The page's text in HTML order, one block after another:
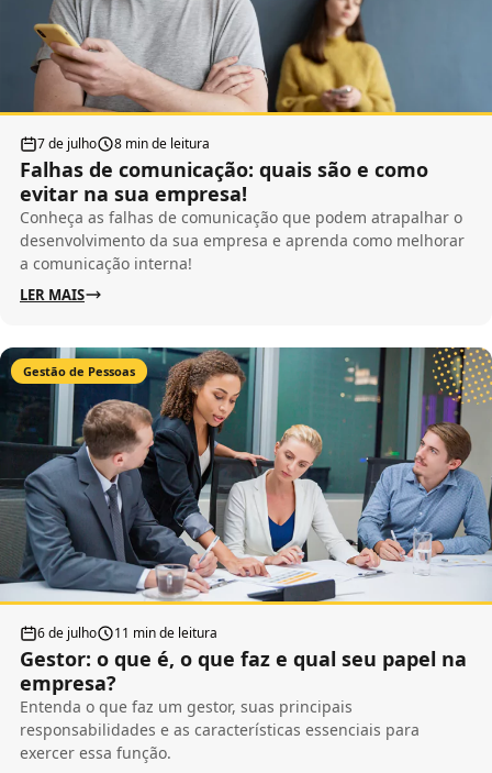
7 de julho 8 min de leitura
Falhas de comunicação: quais são e como
evitar na sua empresa!
Conheça as falhas de comunicação que podem atrapalhar o
desenvolvimento da sua empresa e aprenda como melhorar
a comunicação interna!
LER MAIS
Gestão de Pessoas
6 de julho 11 min de leitura
Gestor: o que é, o que faz e qual seu papel na
empresa?
Entenda o que faz um gestor, suas principais
responsabilidades e as características essenciais para
exercer essa função.